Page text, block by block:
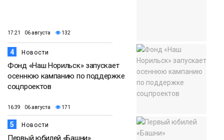
17:21 06 августа 132
4 Новости
Фонд «Наш Норильск» запускает
осеннюю кампанию по поддержке
соцпроектов
16:39 06 августа 171
5 Новости
Первый юбилей «Башни»